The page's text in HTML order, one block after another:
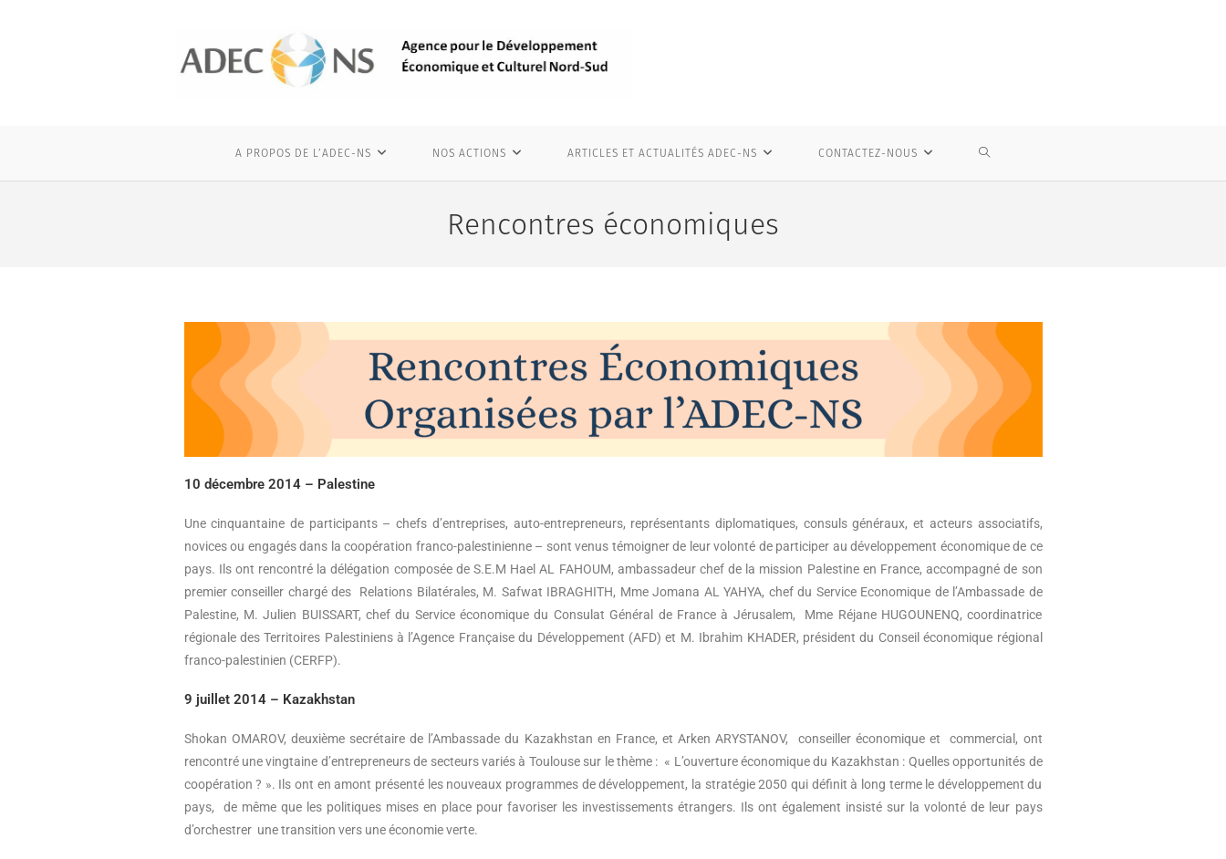
A PROPOS DE L’ADEC-NS NOS ACTIONS ARTICLES ET ACTUALITÉS ADEC-NS CONTACTEZ-NOUS
Rencontres économiques
10 décembre 2014 – Palestine
Une cinquantaine de participants – chefs d’entreprises, auto-entrepreneurs, représentants diplomatiques, consuls généraux, et acteurs associatifs,
novices ou engagés dans la coopération franco-palestinienne – sont venus témoigner de leur volonté de participer au développement économique de ce
pays. Ils ont rencontré la délégation composée de S.E.M Hael AL FAHOUM, ambassadeur chef de la mission Palestine en France, accompagné de son
premier conseiller chargé des Relations Bilatérales, M. Safwat IBRAGHITH, Mme Jomana AL YAHYA, chef du Service Economique de l’Ambassade de
Palestine, M. Julien BUISSART, chef du Service économique du Consulat Général de France à Jérusalem, Mme Réjane HUGOUNENQ, coordinatrice
régionale des Territoires Palestiniens à l’Agence Française du Développement (AFD) et M. Ibrahim KHADER, président du Conseil économique régional
franco-palestinien (CERFP).
9 juillet 2014 – Kazakhstan
Shokan OMAROV, deuxième secrétaire de l’Ambassade du Kazakhstan en France, et Arken ARYSTANOV, conseiller économique et commercial, ont
rencontré une vingtaine d’entrepreneurs de secteurs variés à Toulouse sur le thème : « L’ouverture économique du Kazakhstan : Quelles opportunités de
coopération ? ». Ils ont en amont présenté les nouveaux programmes de développement, la stratégie 2050 qui définit à long terme le développement du
pays, de même que les politiques mises en place pour favoriser les investissements étrangers. Ils ont également insisté sur la volonté de leur pays
d’orchestrer une transition vers une économie verte.